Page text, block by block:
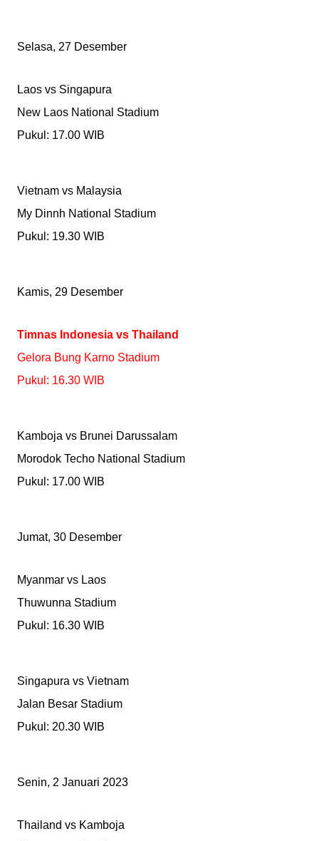
Selasa, 27 Desember
Laos vs Singapura
New Laos National Stadium
Pukul: 17.00 WIB
Vietnam vs Malaysia
My Dinnh National Stadium
Pukul: 19.30 WIB
Kamis, 29 Desember
Timnas Indonesia vs Thailand
Gelora Bung Karno Stadium
Pukul: 16.30 WIB
Kamboja vs Brunei Darussalam
Morodok Techo National Stadium
Pukul: 17.00 WIB
Jumat, 30 Desember
Myanmar vs Laos
Thuwunna Stadium
Pukul: 16.30 WIB
Singapura vs Vietnam
Jalan Besar Stadium
Pukul: 20.30 WIB
Senin, 2 Januari 2023
Thailand vs Kamboja